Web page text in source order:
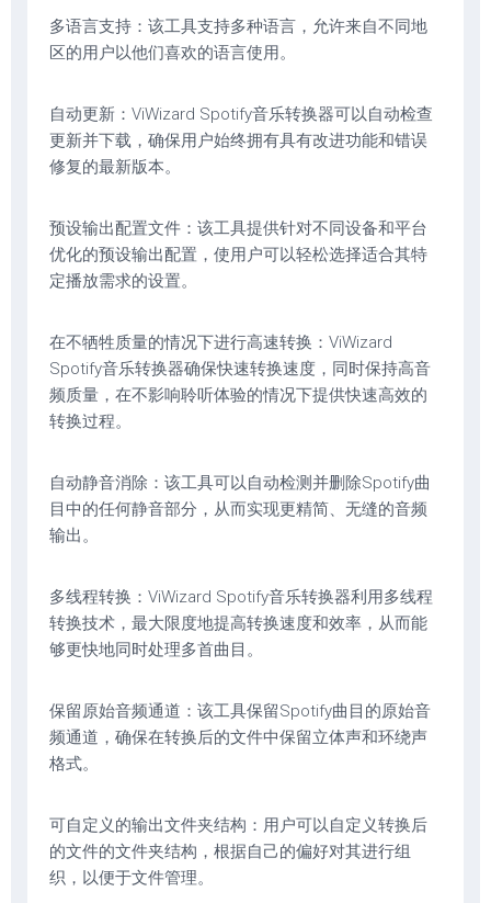
多语言支持：该工具支持多种语言，允许来自不同地
区的用户以他们喜欢的语言使用。
自动更新：ViWizard Spotify音乐转换器可以自动检查
更新并下载，确保用户始终拥有具有改进功能和错误
修复的最新版本。
预设输出配置文件：该工具提供针对不同设备和平台
优化的预设输出配置，使用户可以轻松选择适合其特
定播放需求的设置。
在不牺牲质量的情况下进行高速转换：ViWizard
Spotify音乐转换器确保快速转换速度，同时保持高音
频质量，在不影响聆听体验的情况下提供快速高效的
转换过程。
自动静音消除：该工具可以自动检测并删除Spotify曲
目中的任何静音部分，从而实现更精简、无缝的音频
输出。
多线程转换：ViWizard Spotify音乐转换器利用多线程
转换技术，最大限度地提高转换速度和效率，从而能
够更快地同时处理多首曲目。
保留原始音频通道：该工具保留Spotify曲目的原始音
频通道，确保在转换后的文件中保留立体声和环绕声
格式。
可自定义的输出文件夹结构：用户可以自定义转换后
的文件的文件夹结构，根据自己的偏好对其进行组
织，以便于文件管理。